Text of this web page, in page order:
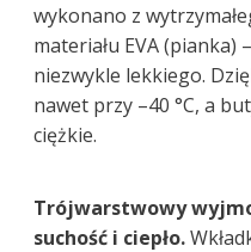
wykonano z
materiału EVA (pianka)
niezwykle lekkiego.
nawet przy –40 °C, a
ciężkie.
Trójwarstwowy
suchość i ciepło.